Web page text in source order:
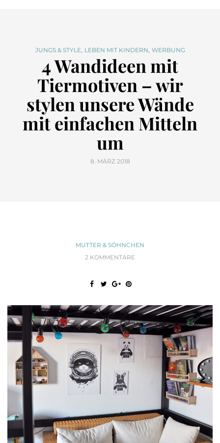
JUNGS & STYLE, LEBEN MIT KINDERN, WERBUNG
4 Wandideen mit
Tiermotiven – wir
stylen unsere Wände
mit einfachen Mitteln
um
8. MÄRZ 2018
MUTTER & SÖHNCHEN
2 KOMMENTARE